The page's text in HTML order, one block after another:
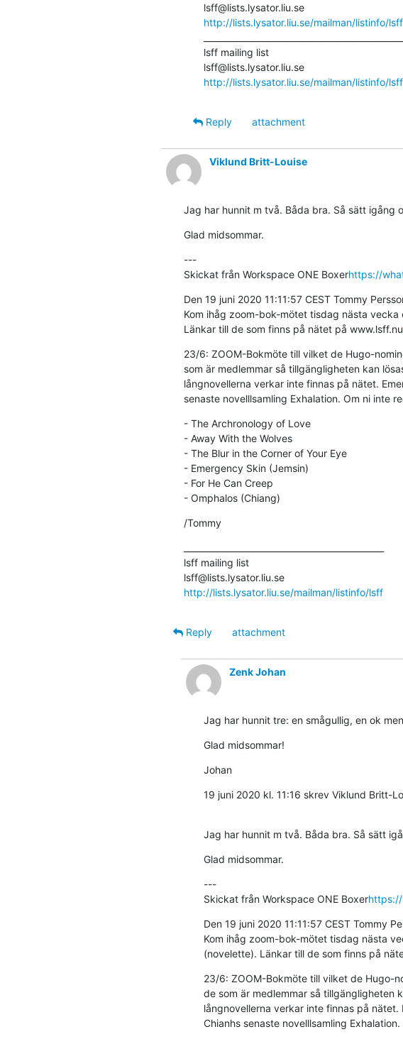
lsff@lists.lysator.liu.se
http://lists.lysator.liu.se/mailman/listinfo/lsff
lsff mailing list
lsff@lists.lysator.liu.se
http://lists.lysator.liu.se/mailman/listinfo/lsff
Reply
attachment
Viklund Britt-Louise
Jag har hunnit m två. Båda bra. Så sätt igång
Glad midsommar.
---
Skickat från Workspace ONE Boxerhttps://
Den 19 juni 2020 11:11:57 CEST Tommy
Kom ihåg zoom-bok-mötet tisdag nästa
Länkar till de som finns på nätet på
23/6: ZOOM-Bokmöte till vilket de Hugo-
som är medlemmar så tillgängligheten kan
långnovellerna verkar inte finnas på nätet.
senaste novelllsamling Exhalation. Om ni inte
- The Archronology of Love
- Away With the Wolves
- The Blur in the Corner of Your Eye
- Emergency Skin (Jemsin)
- For He Can Creep
- Omphalos (Chiang)
/Tommy
lsff mailing list
lsff@lists.lysator.liu.se
http://lists.lysator.liu.se/mailman/listinfo/lsff
Reply
attachment
Zenk Johan
Jag har hunnit tre: en smågullig, en ok
Glad midsommar!
Johan
19 juni 2020 kl. 11:16 skrev Viklund Britt-
Jag har hunnit m två. Båda bra. Så sätt
Glad midsommar.
---
Skickat från Workspace ONE Boxerhttps://
Den 19 juni 2020 11:11:57 CEST Tommy
Kom ihåg zoom-bok-mötet tisdag nästa
(novelette). Länkar till de som finns på
23/6: ZOOM-Bokmöte till vilket de Hugo-
de som är medlemmar så tillgängligheten
långnovellerna verkar inte finnas på
Chianhs senaste novelllsamling